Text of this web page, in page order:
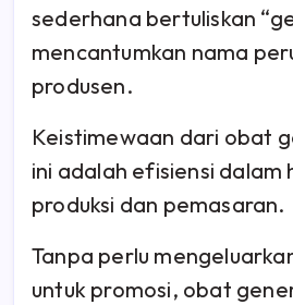
sederhana bertuliskan
mencantumkan nama
produsen.
Keistimewaan dari obat
ini adalah efisiensi dalam
produksi dan pemasaran.
Tanpa perlu
untuk promosi, obat